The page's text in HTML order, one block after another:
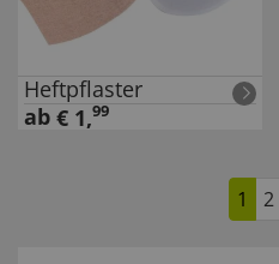
Heftpflaster
ab € 1,99
1 2